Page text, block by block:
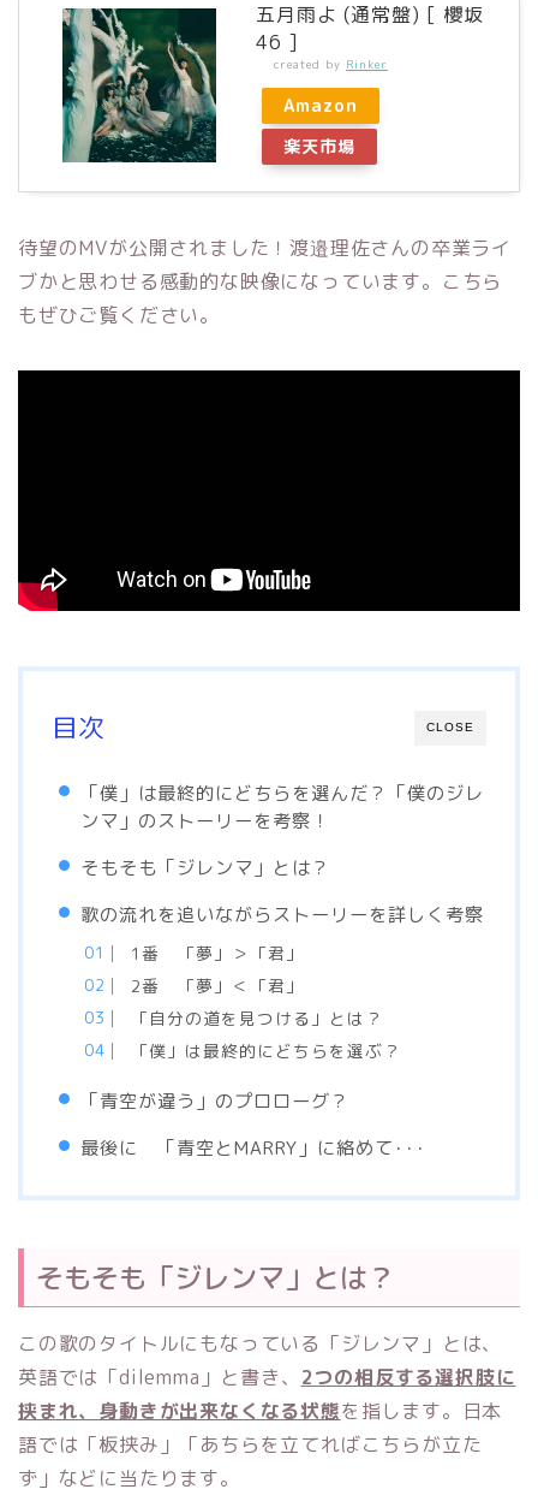
五月雨よ (通常盤) [ 櫻坂
46 ]
created by Rinker
Amazon
楽天市場
待望のMVが公開されました！渡邉理佐さんの卒業ライ
ブかと思わせる感動的な映像になっています。こちら
もぜひご覧ください。
CLOSE
目次
「僕」は最終的にどちらを選んだ？「僕のジレ
ンマ」のストーリーを考察！
そもそも「ジレンマ」とは？
歌の流れを追いながらストーリーを詳しく考察
1番 「夢」＞「君」
2番 「夢」＜「君」
「自分の道を見つける」とは？
「僕」は最終的にどちらを選ぶ？
「青空が違う」のプロローグ？
最後に 「青空とMARRY」に絡めて･･･
そもそも「ジレンマ」とは？
この歌のタイトルにもなっている「ジレンマ」とは、
英語では「dilemma」と書き、 2つの相反する選択肢に
挟まれ、身動きが出来なくなる状態を指します。日本
語では「板挟み」「あちらを立てればこちらが立た
ず」などに当たります。